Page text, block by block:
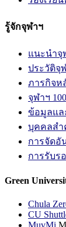
รู้จักจุฬาฯ
แนะนำจุ
ประวัติจุ
ภารกิจห
จุฬาฯ
ข้อมูลแล
บุคคลสำ
การจัดอั
การรับร
Green
Chula
CU
MuvMi